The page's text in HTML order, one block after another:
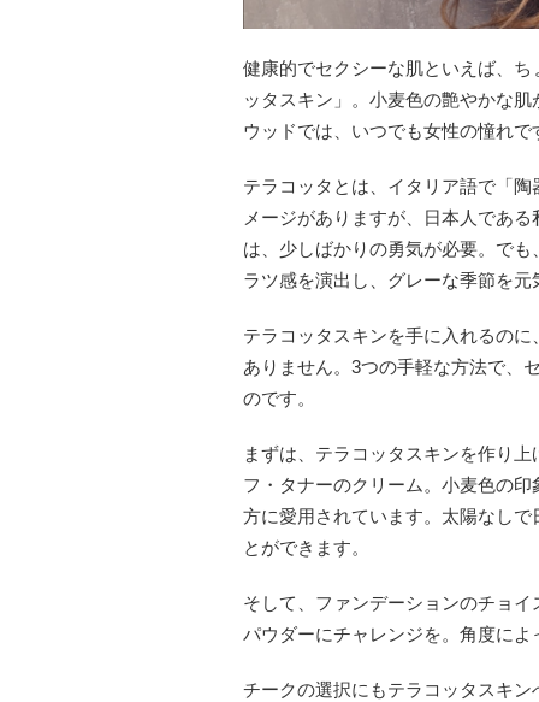
健康的でセクシーな肌といえば、
ッタスキン」。小麦色の艶やかな
ウッドでは、いつでも女性の憧れで
テラコッタとは、イタリア語で「
メージがありますが、日本人であ
は、少しばかりの勇気が必要。で
ラツ感を演出し、グレーな季節を
テラコッタスキンを手に入れるの
ありません。3つの手軽な方法で、
のです。
まずは、テラコッタスキンを作り
フ・タナーのクリーム。小麦色の
方に愛用されています。太陽なし
とができます。
そして、ファンデーションのチョ
パウダーにチャレンジを。角度に
チークの選択にもテラコッタスキ